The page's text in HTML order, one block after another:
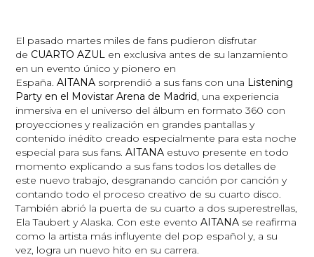
El pasado martes miles de fans pudieron disfrutar
de CUARTO AZUL
en exclusiva antes de su lanzamiento
en un evento único y pionero en
España.AITANA sorprendió a sus fans con una Listening
Party en el Movistar Arena de Madrid , una experiencia
inmersiva en el universo del álbum en formato 360 con
proyecciones y realización en grandes pantallas y
contenido inédito creado especialmente para esta noche
especial para sus fans.AITANA estuvo presente en todo
momento explicando a sus fans todos los detalles de
este nuevo trabajo, desgranando canción por canción y
contando todo el proceso creativo de su cuarto disco.
También abrió la puerta de su cuarto a dos superestrellas,
Ela Taubert y Alaska. Con este eventoAITANA se reafirma
como la artista más influyente del pop español y, a su
vez, logra un nuevo hito en su carrera.